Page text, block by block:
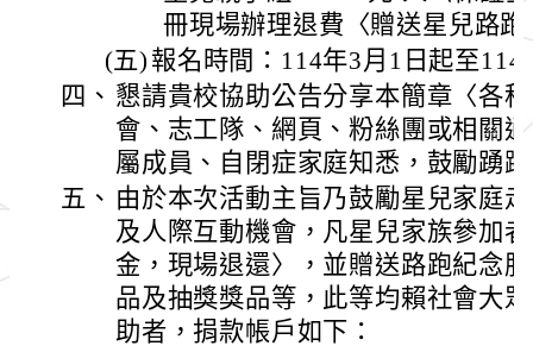
冊現場辦理退費〈贈送星兒路
(五) 報名時間：114年3月1日起至114
四、 懇請貴校協助公告分享本簡章〈各
會、志工隊、網頁、粉絲團或相關
屬成員、自閉症家庭知悉，鼓勵踴
五、 由於本次活動主旨乃鼓勵星兒家庭
及人際互動機會，凡星兒家族參加
金，現場退還〉，並贈送路跑紀念
品及抽獎獎品等，此等均賴社會大
助者，捐款帳戶如下：